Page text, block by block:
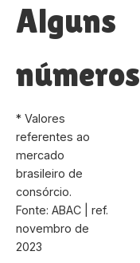
Alguns
números
* Valores
referentes ao
mercado
brasileiro de
consórcio.
Fonte: ABAC | ref.
novembro de
2023